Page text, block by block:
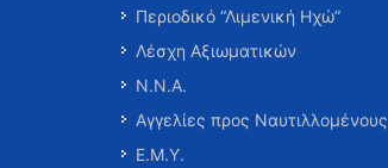
Περιοδικό “Λιμενική Ηχώ”
Λέσχη Αξιωματικών
Ν.Ν.Α.
Αγγελίες προς Ναυτιλλομένους
Ε.Μ.Υ.